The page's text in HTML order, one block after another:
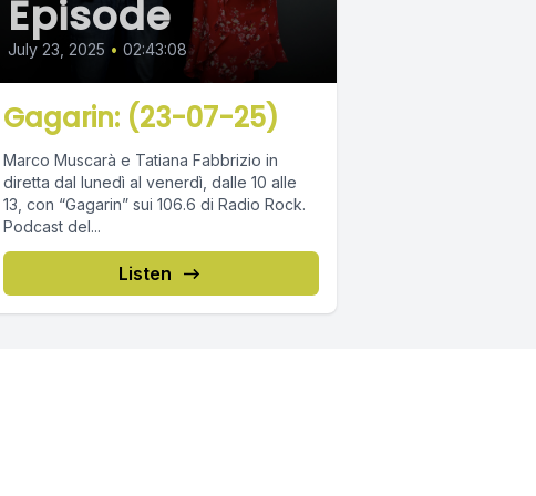
Episode
July 23, 2025 • 02:43:08
Gagarin: (23-07-25)
Marco Muscarà e Tatiana Fabbrizio in
diretta dal lunedì al venerdì, dalle 10 alle
13, con “Gagarin” sui 106.6 di Radio Rock.
Podcast del...
Listen